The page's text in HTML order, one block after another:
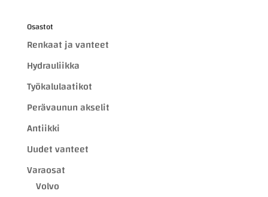
Osastot
Renkaat ja vanteet
Hydrauliikka
Työkalulaatikot
Perävaunun akselit
Antiikki
Uudet vanteet
Varaosat
Volvo